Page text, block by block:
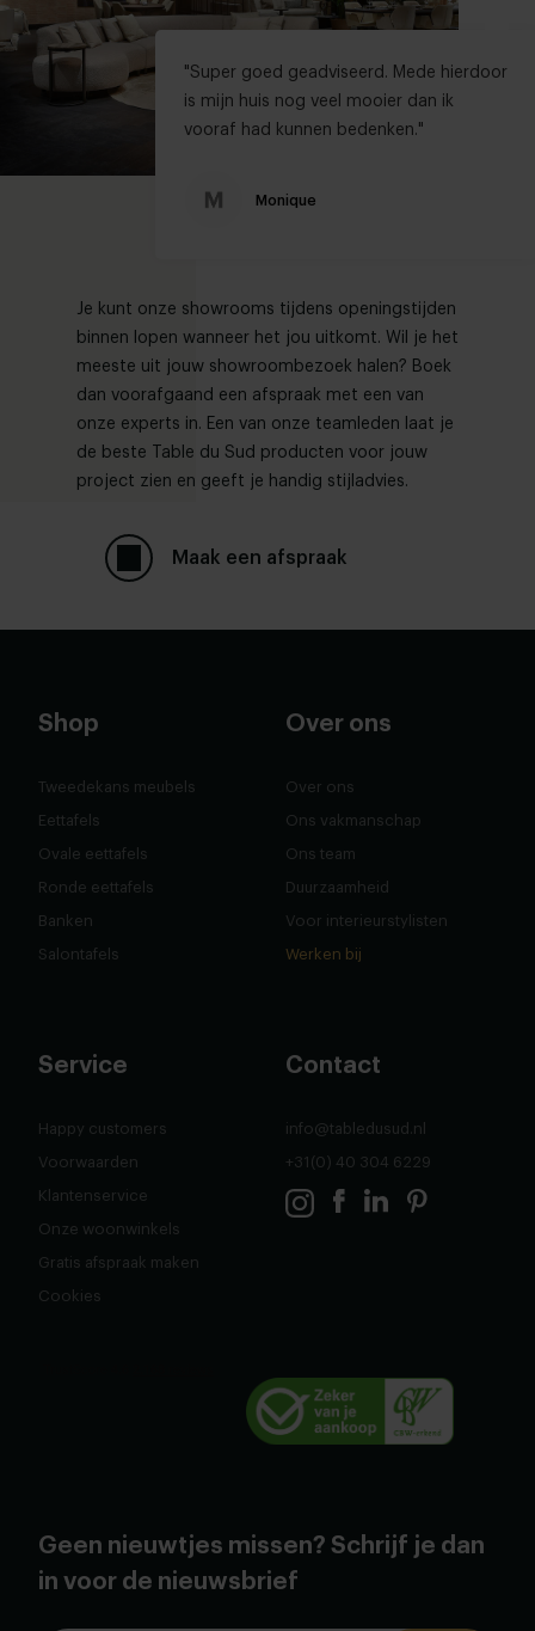
Je kunt onze showrooms tijdens openingstijden
binnen lopen wanneer het jou uitkomt. Wil je het
meeste uit jouw showroombezoek halen? Boek
dan voorafgaand een afspraak met een van
onze experts in. Een van onze teamleden laat je
de beste Table du Sud producten voor jouw
project zien en geeft je handig stijladvies.
Maak een afspraak
"Super goed geadviseerd. Mede hierdoor
is mijn huis nog veel mooier dan ik
vooraf had kunnen bedenken."
Monique
Shop
Tweedekans meubels
Eettafels
Ovale eettafels
Ronde eettafels
Banken
Salontafels
Over ons
Over ons
Ons vakmanschap
Ons team
Duurzaamheid
Voor interieurstylisten
Werken bij
Service
Happy customers
Voorwaarden
Klantenservice
Onze woonwinkels
Gratis afspraak maken
Cookies
Contact
info@tabledusud.nl
+31(0) 40 304 6229
Geen nieuwtjes missen? Schrijf je dan
in voor de nieuwsbrief